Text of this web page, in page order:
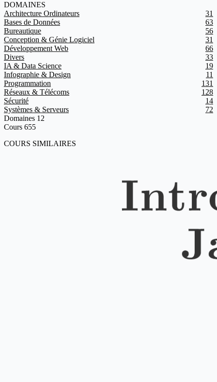
DOMAINES
Architecture Ordinateurs
31
Bases de Données
63
Bureautique
56
Conception & Génie Logiciel
31
Développement Web
66
Divers
33
IA & Data Science
19
Infographie & Design
11
Programmation
131
Réseaux & Télécoms
128
Sécurité
14
Systèmes & Serveurs
72
Domaines 12
Cours 655
COURS SIMILAIRES